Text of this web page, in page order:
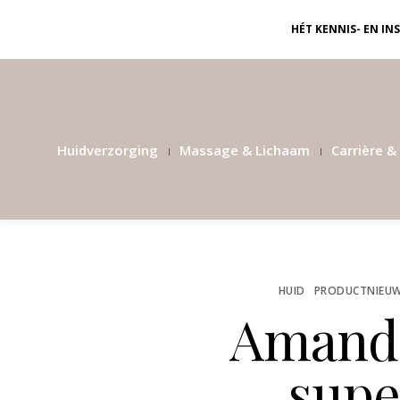
HÉT KENNIS- EN
Huidverzorging Massage & Lichaam Carrière
HUID